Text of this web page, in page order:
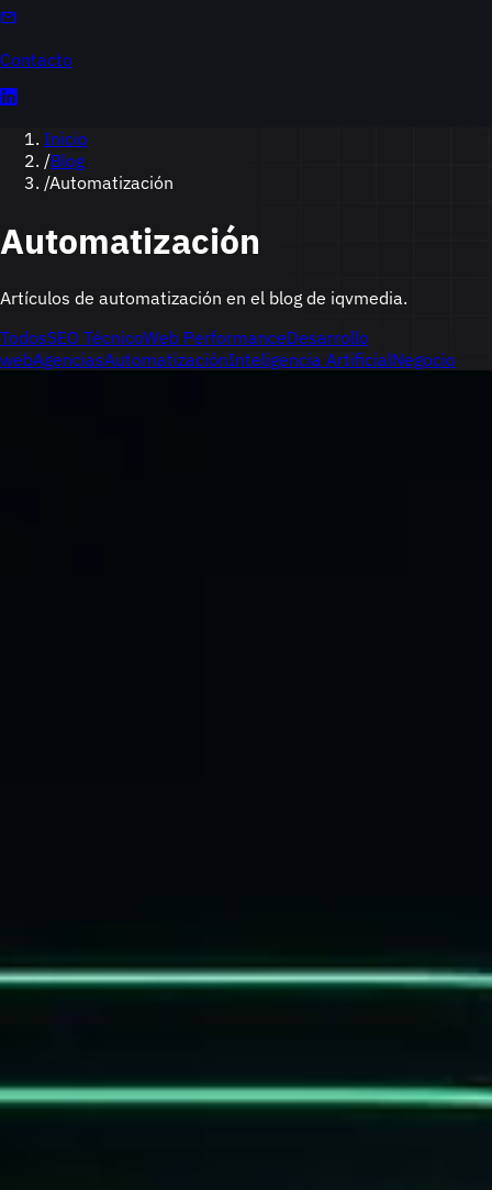
Contacto
Inicio
/Blog
/Automatización
Automatización
Artículos de automatización en el blog de iqvmedia.
TodosSEO TécnicoWeb PerformanceDesarrollo
webAgenciasAutomatizaciónInteligencia ArtificialNegocio